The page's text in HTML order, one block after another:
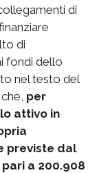
di
di
fondi dello
nel testo del
per
attivo in
previste dal
a 200.908